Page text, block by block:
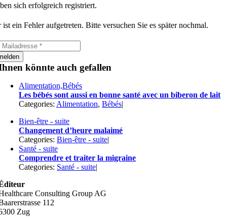
sich erfolgreich registriert.
ist ein Fehler aufgetreten. Bitte versuchen Sie es später nochmal.
könnte auch gefallen
Alimentation,Bébés
Les bébés sont aussi en bonne santé avec un biberon de lait
Categories: Alimentation,Bébés|
Bien-être - suite
Changement d’heure malaimé
Categories:Bien-être - suite|
Santé - suite
Comprendre et traiter la migraine
Categories: Santé - suite|
Consulting Group AG
112
Zug